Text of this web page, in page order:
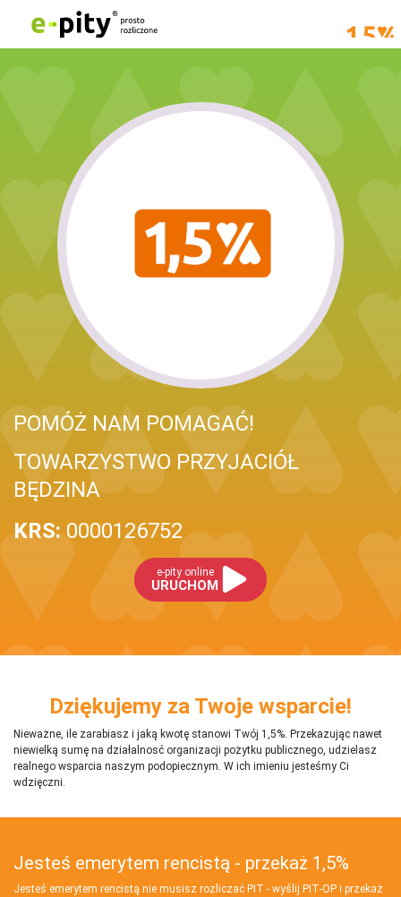
POMÓŻ NAM POMAGAĆ!
TOWARZYSTWO PRZYJACIÓŁ
BĘDZINA
KRS: 0000126752
e-pity online
URUCHOM
Dziękujemy za Twoje wsparcie!
Nieważne, ile zarabiasz i jaką kwotę stanowi Twój 1,5%. Przekazując nawet
niewielką sumę na działalnosć organizacji pożytku publicznego, udzielasz
realnego wsparcia naszym podopiecznym. W ich imieniu jesteśmy Ci
wdzięczni.
Jesteś emerytem rencistą - przekaż 1,5%
Jesteś emerytem rencistą nie musisz rozliczać PIT - wyślij PIT‑OP i przekaż